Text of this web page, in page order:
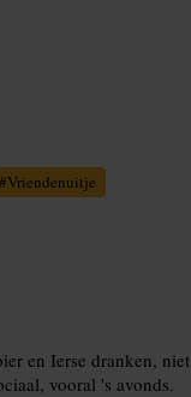
#Vriendenuitje
en Ierse dranken, niet
vooral 's avonds.